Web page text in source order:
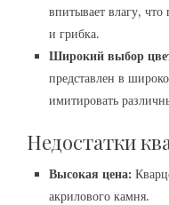
впитывает влагу, что
и грибка.
Широкий выбор
представлен в
имитировать
Недостатки
Высокая цена:
акрилового камня.